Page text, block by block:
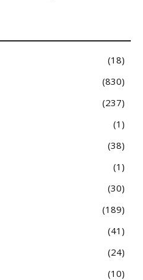
18
830
237
1
38
1
30
189
41
24
10